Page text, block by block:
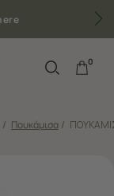
0
/ Πουκάμισα /